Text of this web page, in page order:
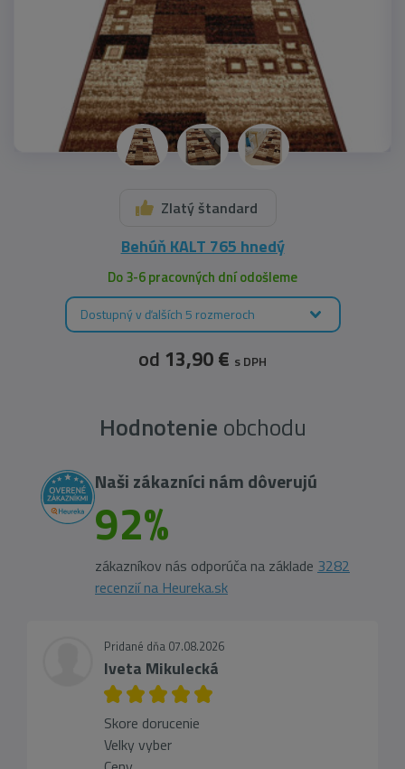
Zlatý štandard
Behúň KALT 765 hnedý
Do 3-6 pracovných dní odošleme
Dostupný v ďalších 5 rozmeroch
od 13,90 € s DPH
Hodnotenie obchodu
Naši zákazníci nám dôverujú
92%
zákazníkov nás odporúča na základe 3282
recenzií na Heureka.sk
Pridané dňa 07.08.2026
Iveta Mikulecká
Skore dorucenie
Velky vyber